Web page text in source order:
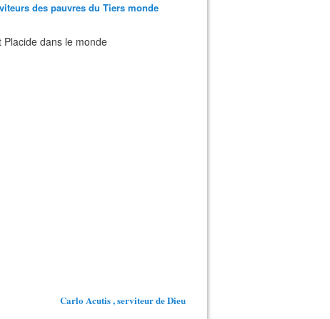
des pauvres du Tiers monde
Placide dans le monde
Carlo Acutis , serviteur de Dieu